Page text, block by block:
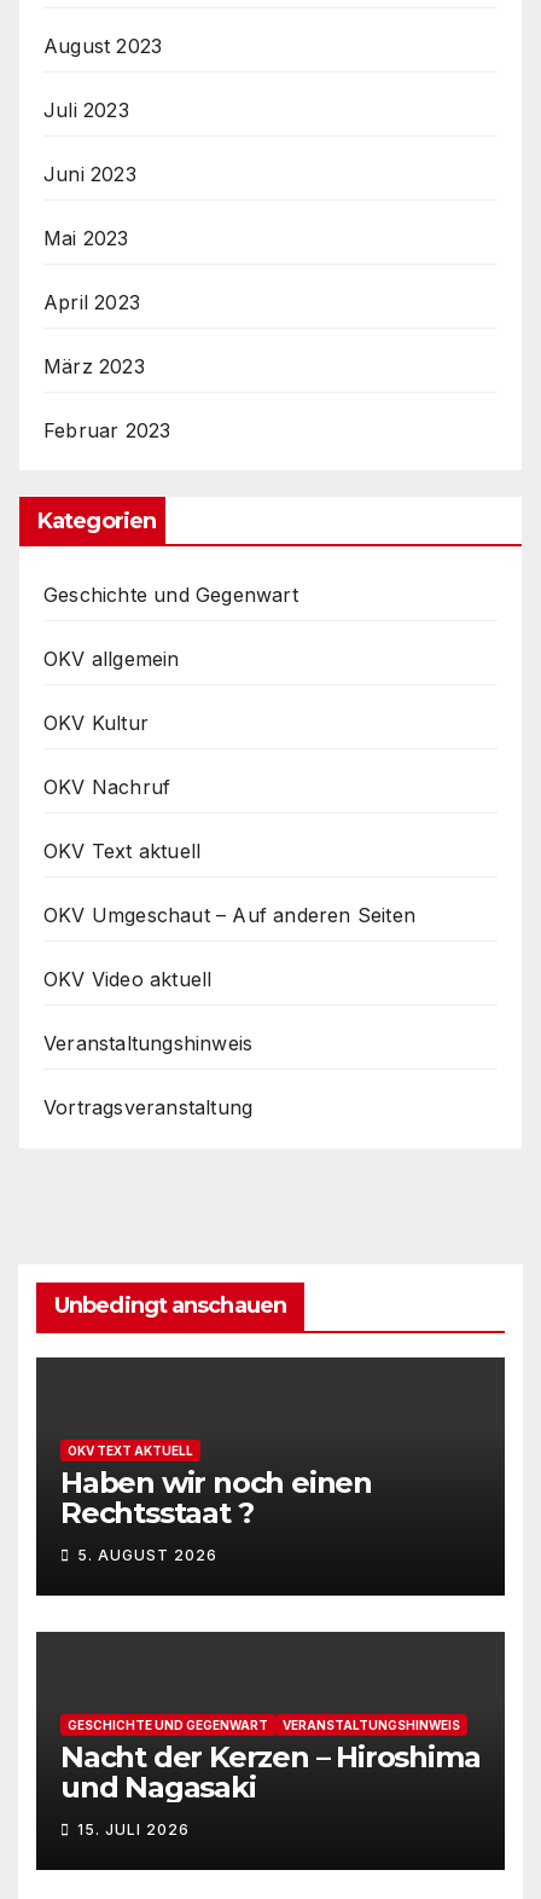
August 2023
Juli 2023
Juni 2023
Mai 2023
April 2023
März 2023
Februar 2023
Kategorien
Geschichte und Gegenwart
OKV allgemein
OKV Kultur
OKV Nachruf
OKV Text aktuell
OKV Umgeschaut – Auf anderen Seiten
OKV Video aktuell
Veranstaltungshinweis
Vortragsveranstaltung
Unbedingt anschauen
OKV TEXT AKTUELL
Haben wir noch einen
Rechtsstaat ?
5. AUGUST 2026
GESCHICHTE UND GEGENWART VERANSTALTUNGSHINWEIS
Nacht der Kerzen – Hiroshima
und Nagasaki
15. JULI 2026